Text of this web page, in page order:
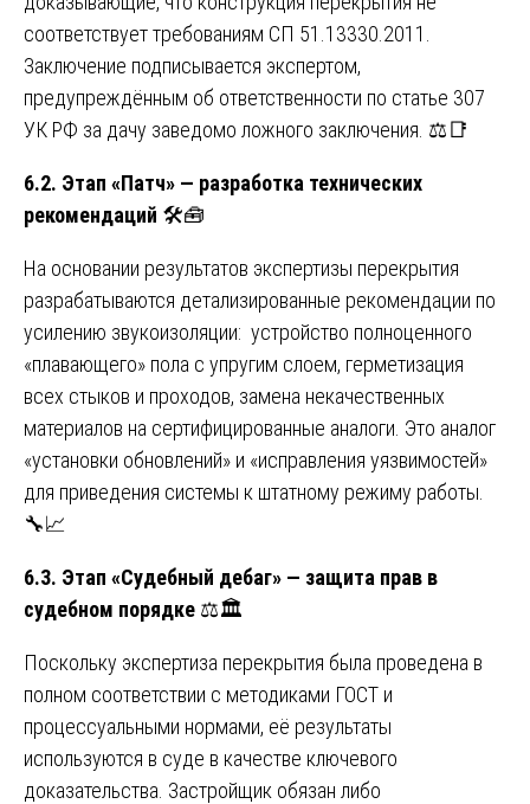
соответствует требованиям СП 51.13330.2011.
Заключение подписывается экспертом,
предупреждённым об ответственности по статье 307
УК РФ за дачу заведомо ложного заключения. ⚖️📑
6.2. Этап «Патч» — разработка технических
рекомендаций 🛠️🧰
На основании результатов экспертизы перекрытия
разрабатываются детализированные рекомендации по
усилению звукоизоляции: устройство полноценного
«плавающего» пола с упругим слоем, герметизация
всех стыков и проходов, замена некачественных
материалов на сертифицированные аналоги. Это аналог
«установки обновлений» и «исправления уязвимостей»
для приведения системы к штатному режиму работы.
🔧📈
6.3. Этап «Судебный дебаг» — защита прав в
судебном порядке ⚖️🏛️
Поскольку экспертиза перекрытия была проведена в
полном соответствии с методиками ГОСТ и
процессуальными нормами, её результаты
используются в суде в качестве ключевого
доказательства. Застройщик обязан либо